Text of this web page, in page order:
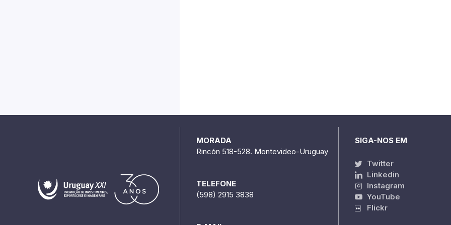
MORADA
Rincón 518-528. Montevideo-Uruguay
TELEFONE
(598) 2915 3838
SIGA-NOS EM
Twitter
Linkedin
Instagram
YouTube
Flickr